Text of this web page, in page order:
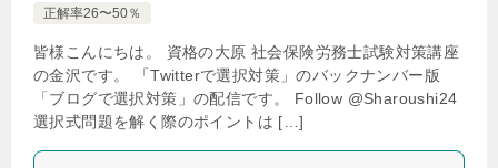
正解率26〜50％
皆様こんにちは。 資格の大原 社会保険労務士試験対策講座
の金沢です。 「Twitterで選択対策」のバックナンバー版
「ブログで選択対策」の配信です。 Follow @Sharoushi24
選択式問題を解く際のポイントは […]